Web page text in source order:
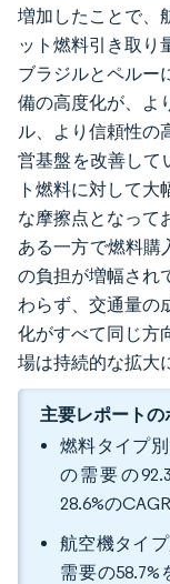
増加したことで、
ット燃料引き取り
ブラジルとペルー
備の高度化が、よ
ル、より信頼性の
営基盤を改善して
ト燃料に対して
な摩擦点となって
ある一方で燃料購
の負担が増幅され
わらず、交通量の
化がすべて同じ方
場は持続的な拡大
主要レポートの
燃料タイプ
の需要の
28.6%の
航空機タイ
需要の